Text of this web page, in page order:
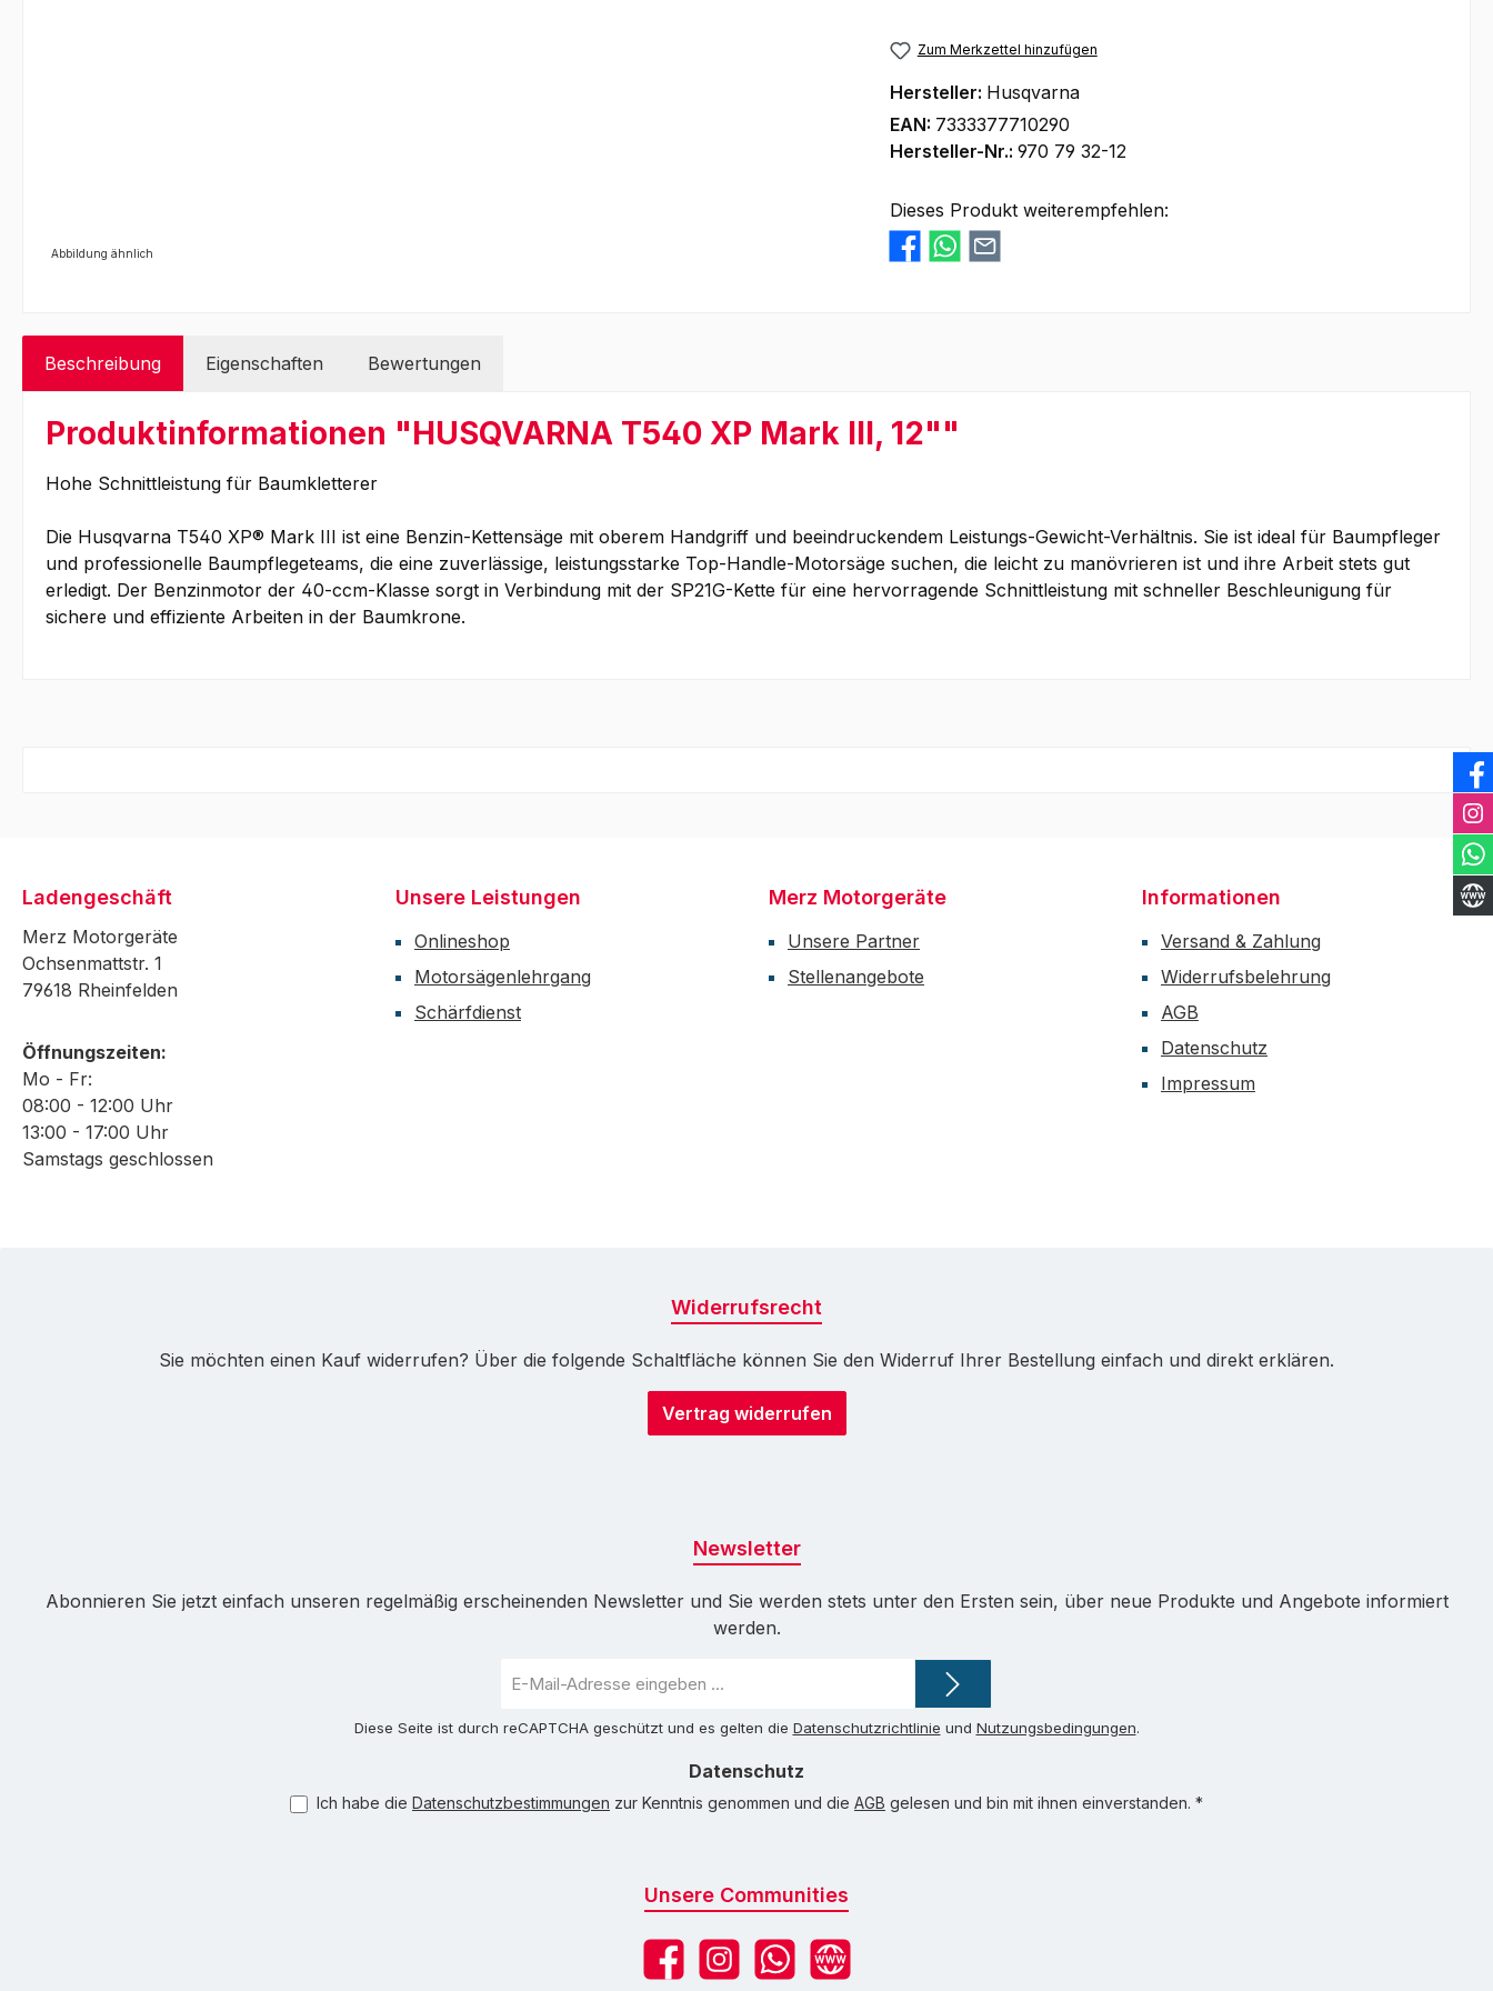
Abbildung ähnlich
Zum Merkzettel hinzufügen
Hersteller: Husqvarna
EAN: 7333377710290
Hersteller-Nr.: 970 79 32-12
Dieses Produkt weiterempfehlen:
Beschreibung Eigenschaften Bewertungen
Produktinformationen "HUSQVARNA T540 XP Mark III, 12""
Hohe Schnittleistung für Baumkletterer
Die Husqvarna T540 XP® Mark III ist eine Benzin-Kettensäge mit oberem Handgriff und beeindruckendem Leistungs-Gewicht-Verhältnis. Sie ist ideal für Baumpfleger
und professionelle Baumpflegeteams, die eine zuverlässige, leistungsstarke Top-Handle-Motorsäge suchen, die leicht zu manövrieren ist und ihre Arbeit stets gut
erledigt. Der Benzinmotor der 40-ccm-Klasse sorgt in Verbindung mit der SP21G-Kette für eine hervorragende Schnittleistung mit schneller Beschleunigung für
sichere und effiziente Arbeiten in der Baumkrone.
Ladengeschäft
Merz Motorgeräte
Ochsenmattstr. 1
79618 Rheinfelden
Öffnungszeiten:
Mo - Fr:
08:00 - 12:00 Uhr
13:00 - 17:00 Uhr
Samstags geschlossen
Unsere Leistungen
Onlineshop
Motorsägenlehrgang
Schärfdienst
Merz Motorgeräte
Unsere Partner
Stellenangebote
Informationen
Versand & Zahlung
Widerrufsbelehrung
AGB
Datenschutz
Impressum
Widerrufsrecht
Sie möchten einen Kauf widerrufen? Über die folgende Schaltfläche können Sie den Widerruf Ihrer Bestellung einfach und direkt erklären.
Vertrag widerrufen
Newsletter
Abonnieren Sie jetzt einfach unseren regelmäßig erscheinenden Newsletter und Sie werden stets unter den Ersten sein, über neue Produkte und Angebote informiert
werden.
Mail-
Diese Seite ist durch reCAPTCHA geschützt und es gelten die Datenschutzrichtlinie und Nutzungsbedingungen.
Datenschutz
Ich habe die Datenschutzbestimmungen zur Kenntnis genommen und die AGB gelesen und bin mit ihnen einverstanden. *
Unsere Communities
FacebookInstagramWhatsApp
Website